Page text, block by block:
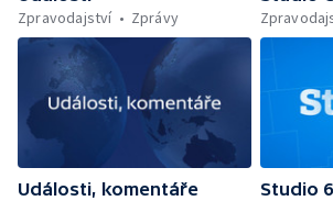
Zpravodajství
Zprávy
Události, komentáře
Studio 6